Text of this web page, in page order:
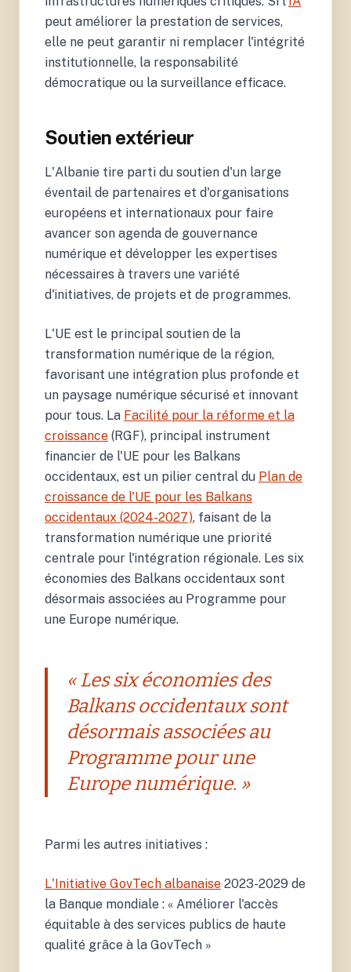
peut améliorer la prestation de services,
elle ne peut garantir ni remplacer l'intégrité
institutionnelle, la responsabilité
démocratique ou la surveillance efficace.
Soutien extérieur
L'Albanie tire parti du soutien d'un large
éventail de partenaires et d'organisations
européens et internationaux pour faire
avancer son agenda de gouvernance
numérique et développer les expertises
nécessaires à travers une variété
d'initiatives, de projets et de programmes.
L'UE est le principal soutien de la
transformation numérique de la région,
favorisant une intégration plus profonde et
un paysage numérique sécurisé et innovant
pour tous. La Facilité pour la réforme et la
croissance (RGF), principal instrument
financier de l'UE pour les Balkans
occidentaux, est un pilier central du Plan de
croissance de l'UE pour les Balkans
occidentaux (2024-2027), faisant de la
transformation numérique une priorité
centrale pour l'intégration régionale. Les six
économies des Balkans occidentaux sont
désormais associées au Programme pour
une Europe numérique.
« Les six économies des
Balkans occidentaux sont
désormais associées au
Programme pour une
Europe numérique. »
Parmi les autres initiatives :
L'Initiative GovTech albanaise 2023-2029 de
la Banque mondiale : « Améliorer l'accès
équitable à des services publics de haute
qualité grâce à la GovTech »